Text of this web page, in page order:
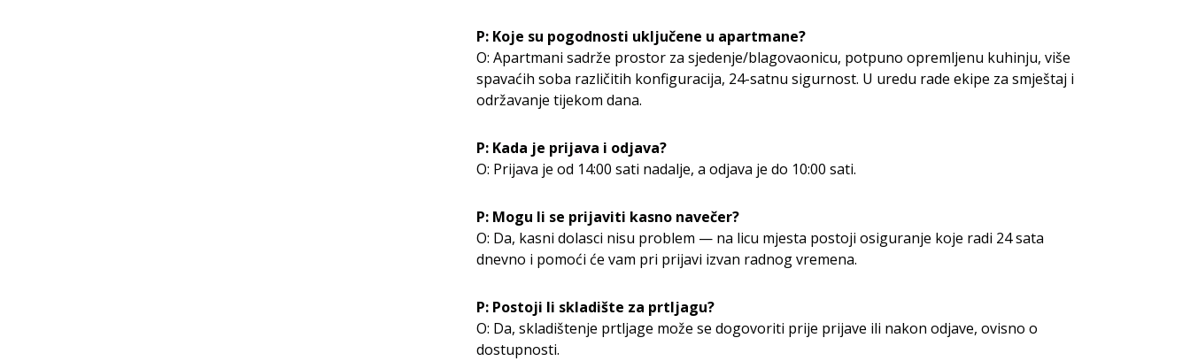
P: Koje su pogodnosti uključene u apartmane?
O: Apartmani sadrže prostor za sjedenje/blagovaonicu, potpuno opremljenu kuhinju, više
spavaćih soba različitih konfiguracija, 24-satnu sigurnost. U uredu rade ekipe za smještaj i
održavanje tijekom dana.
P: Kada je prijava i odjava?
O: Prijava je od 14:00 sati nadalje, a odjava je do 10:00 sati.
P: Mogu li se prijaviti kasno navečer?
O: Da, kasni dolasci nisu problem — na licu mjesta postoji osiguranje koje radi 24 sata
dnevno i pomoći će vam pri prijavi izvan radnog vremena.
P: Postoji li skladište za prtljagu?
O: Da, skladištenje prtljage može se dogovoriti prije prijave ili nakon odjave, ovisno o
dostupnosti.